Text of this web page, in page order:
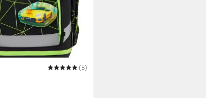
(5)